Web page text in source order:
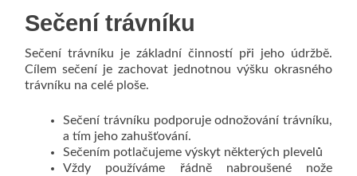
Sečení trávníku
Sečení trávníku je základní činností při jeho údržbě.
Cílem sečení je zachovat jednotnou výšku okrasného
trávníku na celé ploše.
Sečení trávníku podporuje odnožování trávníku,
a tím jeho zahušťování.
Sečením potlačujeme výskyt některých plevelů
Vždy používáme řádně nabroušené nože